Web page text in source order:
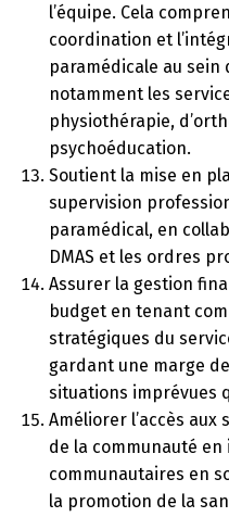
l’équipe. Cela
coordination et
paramédicale au sein
notamment les
physiothérapie,
psychoéducation.
Soutient la mise en
supervision
paramédical, en
DMAS et les ordres
Assurer la gestion
budget en tenant
stratégiques du
gardant une marge
situations imprévues
Améliorer l’accès
de la communauté
communautaires en
la promotion de la